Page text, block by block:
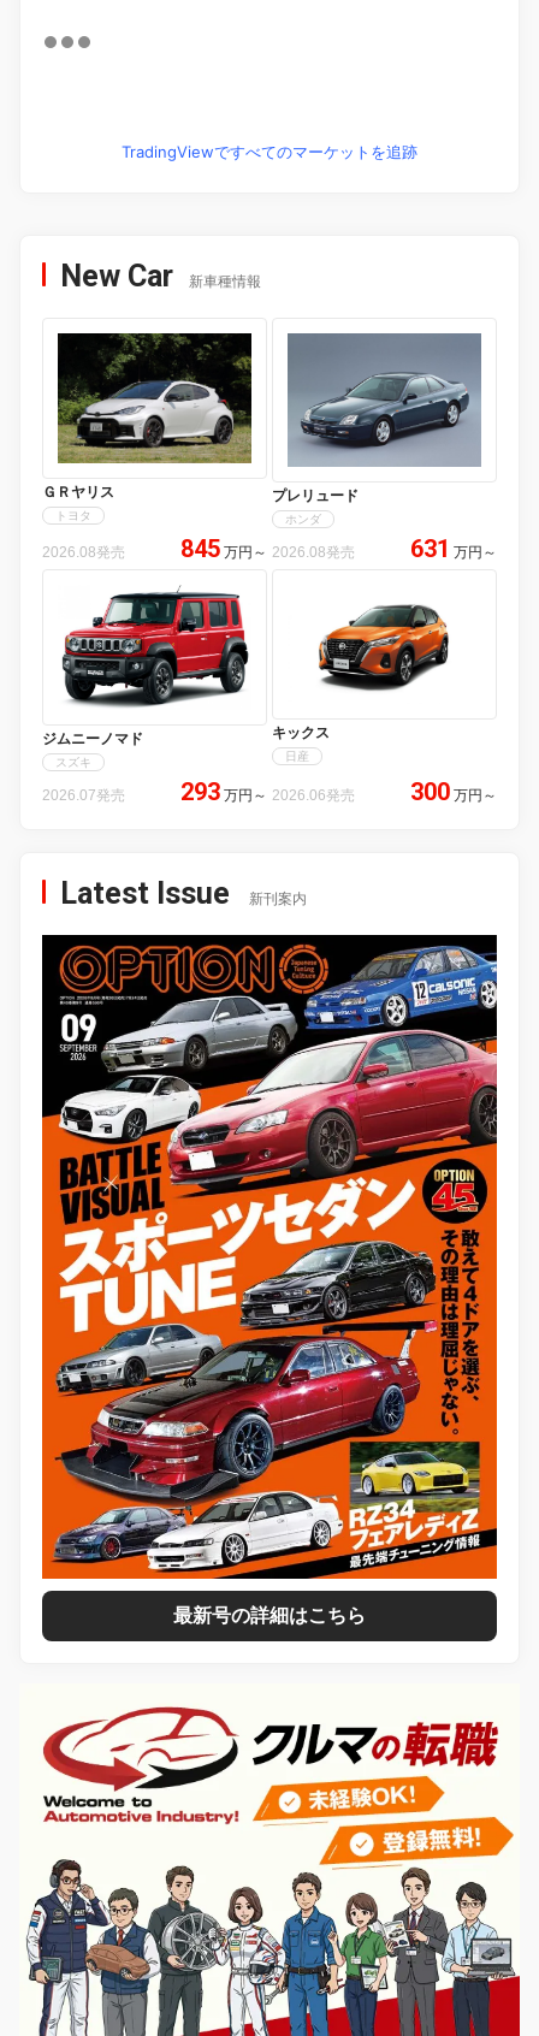
TradingViewですべてのマーケットを追跡
New Car 新車種情報
ＧＲヤリス
トヨタ
2026.08発売 845 万円 ～
プレリュード
ホンダ
2026.08発売 631 万円 ～
ジムニーノマド
スズキ
2026.07発売 293 万円 ～
キックス
日産
2026.06発売 300 万円 ～
Latest Issue 新刊案内
最新号の詳細はこちら